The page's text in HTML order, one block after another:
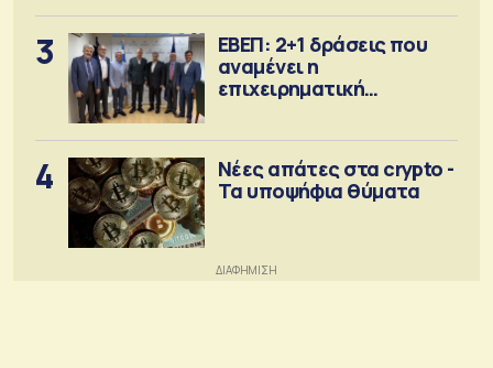
3
ΕΒΕΠ: 2+1 δράσεις που
αναμένει η
επιχειρηματική
4
Νέες απάτες στα crypto -
Τα υποψήφια θύματα